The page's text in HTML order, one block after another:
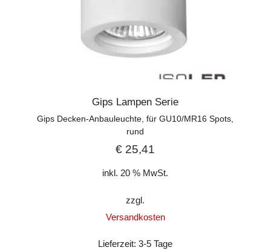
Gips Lampen Serie
Gips Decken-Anbauleuchte, für GU10/MR16 Spots,
rund
€ 25,41
inkl. 20 % MwSt.
zzgl.
Versandkosten
Lieferzeit:3-5 Tage